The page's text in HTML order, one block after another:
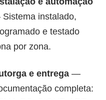
instalado,
e testado
por zona.
e entrega —
completa: